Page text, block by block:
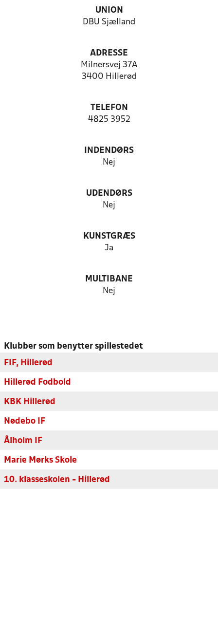
UNION
DBU Sjælland
ADRESSE
Milnersvej 37A
3400 Hillerød
TELEFON
4825 3952
INDENDØRS
Nej
UDENDØRS
Nej
KUNSTGRÆS
Ja
MULTIBANE
Nej
Klubber som benytter spillestedet
FIF, Hillerød
Hillerød Fodbold
KBK Hillerød
Nødebo IF
Ålholm IF
Marie Mørks Skole
10. klasseskolen - Hillerød